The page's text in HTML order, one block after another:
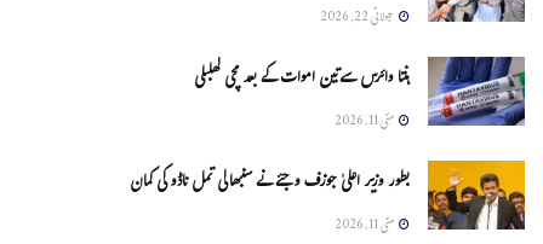
جولائی 22, 2026
ہنتا وائرس سےتین اموات کے بعد مچی کھلبلی
مئی 11, 2026
بطور وزیر اعلیٰ جوزف وجئے نے سنبھالی تمل ناڈو کی کمان
مئی 11, 2026